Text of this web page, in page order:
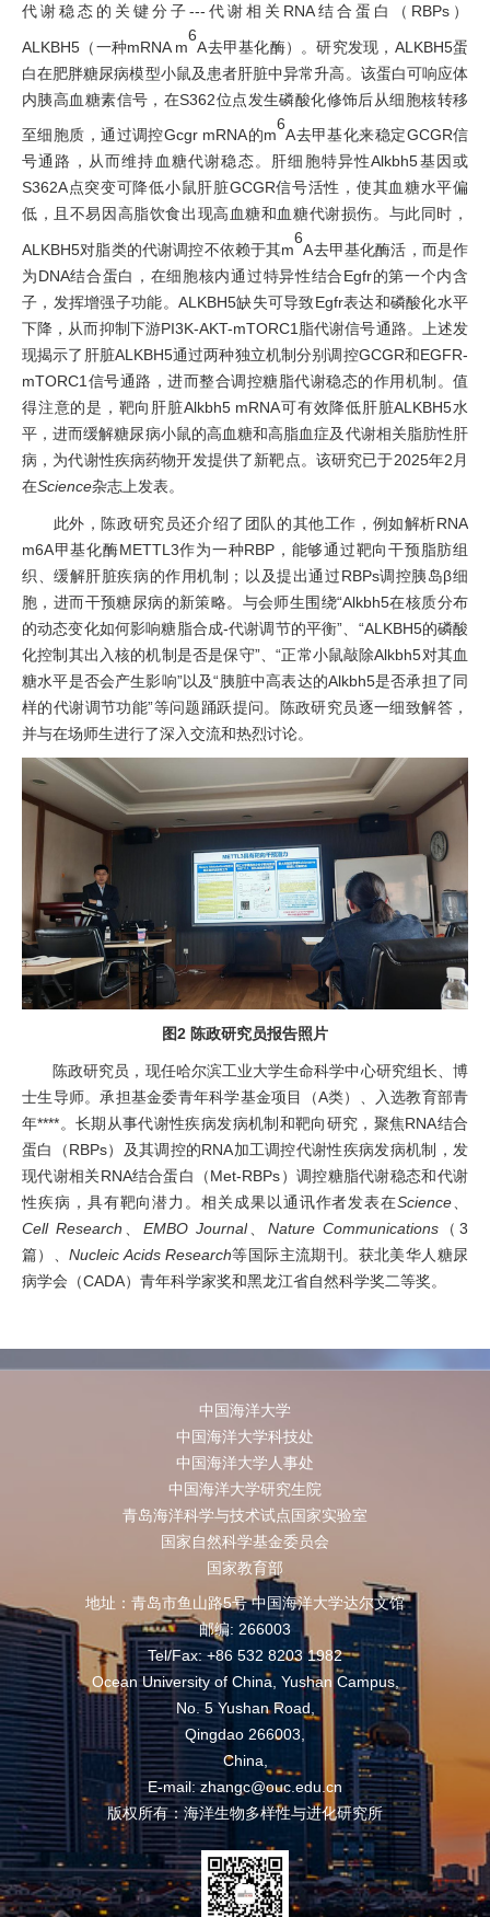
代谢稳态的关键分子--- 代谢相关 RNA结合蛋白（ RBPs ）
ALKBH5 （一种mRNA m
6
A去甲基化酶）。研究发现， ALKBH5蛋
白在肥胖糖尿病模型小鼠及患者肝脏中异常升高。该蛋白可响应体
内胰高血糖素信号，在S362位点发生磷酸化修饰后从细胞核转移
至细胞质，通过调控Gcgr mRNA的m
6
A去甲基化来稳定GCGR信
号通路，从而维持血糖代谢稳态。肝细胞特异性Alkbh5基因或
S362A点突变可降低小鼠肝脏GCGR信号活性，使其血糖水平偏
低，且不易因高脂饮食出现高血糖和血糖代谢损伤。与此同时，
ALKBH5对脂类的代谢调控不依赖于其m
6
A去甲基化酶活，而是作
为DNA结合蛋白，在细胞核内通过特异性结合Egfr的第一个内含
子，发挥增强子功能。 ALKBH5缺失可导致Egfr表达和磷酸化水平
下降，从而抑制下游PI3K-AKT-mTORC1 脂代谢信号通路。
上述发
现揭示了肝脏ALKBH5通过两种独立机制分别调控GCGR和EGFR-
mTORC1 信号通路，进而整合调控糖脂代谢稳态的作用机制。 值
得注意的是，靶向肝脏Alkbh5 mRNA可有效降低肝脏ALKBH5水
平，进而缓解糖尿病小鼠的高血糖和高脂血症及代谢相关脂肪性肝
病，为代谢性疾病药物开发提供了新靶点。该研究已于2025年2 月
在Science杂志上发表。
此外，陈政研究员还介绍了团队的其他工作，例如解析RNA
m6A甲基化酶METTL3作为一种RBP ，能够通过靶向干预脂肪组
织、缓解肝脏疾病的作用机制；以及提出通过RBPs调控胰岛β细
胞，进而干预糖尿病的新策略。 与会师生围绕“Alkbh5在核质分布
的动态变化如何影响糖脂合成-代谢调节的平衡”、“ALKBH5的磷酸
化控制其出入核的机制是否是保守”、“正常小鼠敲除Alkbh5对其血
糖水平是否会产生影响”以及“胰脏中高表达的Alkbh5是否承担了同
样的代谢调节功能”等问题踊跃提问。陈政研究员逐一细致解答，
并与在场师生进行了深入交流和热烈讨论。
图2 陈政研究员报告照片
陈政研究员，现任哈尔滨工业大学生命科学中心研究组长、博
士生导师。承担基金委青年科学基金项目（A类）、入选教育部青
年****。长期从事代谢性疾病发病机制和靶向研究，聚焦RNA结合
蛋白（RBPs）及其调控的RNA加工调控代谢性疾病发病机制，发
现代谢相关RNA结合蛋白（Met-RBPs）调控糖脂代谢稳态和代谢
性疾病，具有靶向潜力。相关成果以通讯作者发表在Science
Cell Research 、EMBO Journal、Nature Communications（3
篇）、Nucleic Acids Research等国际主流期刊。获北美华人糖尿
病学会（CADA）青年科学家奖和黑龙江省自然科学奖二等奖。
中国海洋大学
中国海洋大学科技处
中国海洋大学人事处
中国海洋大学研究生院
青岛海洋科学与技术试点国家实验室
国家自然科学基金委员会
国家教育部
地址：青岛市鱼山路5号 中国海洋大学达尔文馆
邮编: 266003
Tel/Fax: +86 532 8203 1982
Ocean University of China, Yushan Campus,
No. 5 Yushan Road,
Qingdao 266003,
China,
E-mail: zhangc@ouc.edu.cn
版权所有：海洋生物多样性与进化研究所